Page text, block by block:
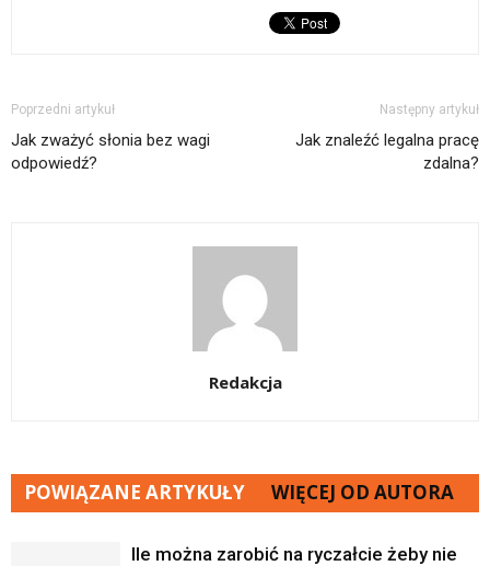
Poprzedni artykuł
Jak zważyć słonia bez wagi
odpowiedź?
Następny artykuł
Jak znaleźć legalna pracę
zdalna?
Redakcja
POWIĄZANE ARTYKUŁY WIĘCEJ OD AUTORA
Ile można zarobić na ryczałcie żeby nie